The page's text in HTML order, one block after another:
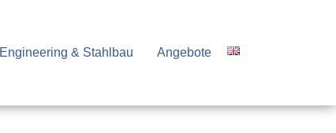
Engineering & Stahlbau Angebote